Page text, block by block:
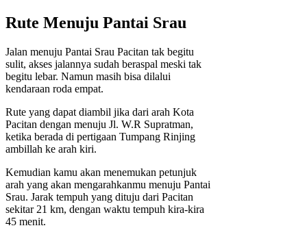
Rute Menuju Pantai Srau
Jalan menuju Pantai Srau Pacitan tak begitu
sulit, akses jalannya sudah beraspal meski tak
begitu lebar. Namun masih bisa dilalui
kendaraan roda empat.
Rute yang dapat diambil jika dari arah Kota
Pacitan dengan menuju Jl. W.R Supratman,
ketika berada di pertigaan Tumpang Rinjing
ambillah ke arah kiri.
Kemudian kamu akan menemukan petunjuk
arah yang akan mengarahkanmu menuju Pantai
Srau. Jarak tempuh yang dituju dari Pacitan
sekitar 21 km, dengan waktu tempuh kira-kira
45 menit.